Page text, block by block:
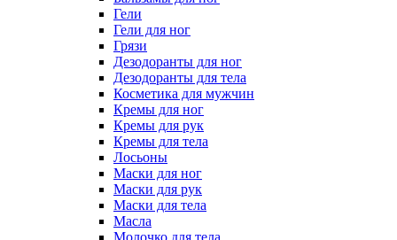
Гели
Гели для ног
Грязи
Дезодоранты для ног
Дезодоранты для тела
Косметика для мужчин
Кремы для ног
Кремы для рук
Кремы для тела
Лосьоны
Маски для ног
Маски для рук
Маски для тела
Масла
Молочко для тела